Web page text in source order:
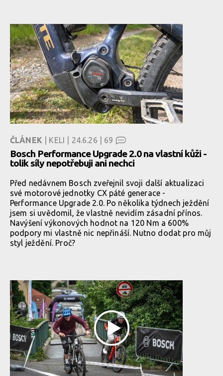
ČLÁNEK | KELI | 24.6.26 | 69
Bosch Performance Upgrade 2.0 na vlastní kůži -
tolik síly nepotřebuji ani nechci
Před nedávnem Bosch zveřejnil svoji další aktualizaci
své motorové jednotky CX páté generace -
Performance Upgrade 2.0. Po několika týdnech ježdění
jsem si uvědomil, že vlastně nevidím zásadní přínos.
Navýšení výkonových hodnot na 120 Nm a 600%
podpory mi vlastně nic nepřináší. Nutno dodat pro můj
styl ježdění. Proč?